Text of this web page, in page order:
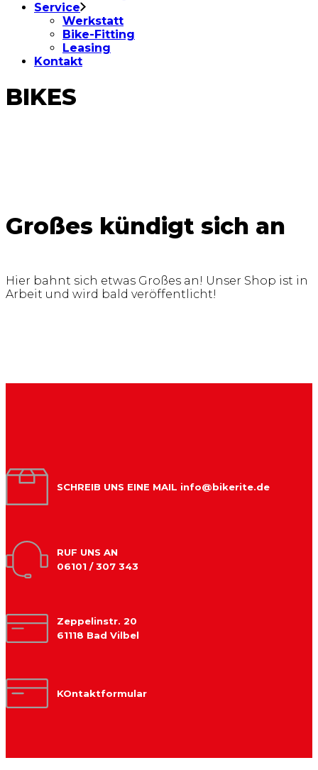
Service
Werkstatt
Bike-Fitting
Leasing
Kontakt
BIKES
Großes kündigt sich an
Hier bahnt sich etwas Großes an! Unser Shop ist in
Arbeit und wird bald veröffentlicht!
SCHREIB UNS EINE MAIL info@bikerite.de
RUF UNS AN
06101 / 307 343
Zeppelinstr. 20
61118 Bad Vilbel
KOntaktformular